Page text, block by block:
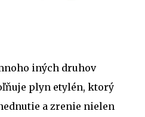
iných druhov
plyn etylén, ktorý
a zrenie nielen